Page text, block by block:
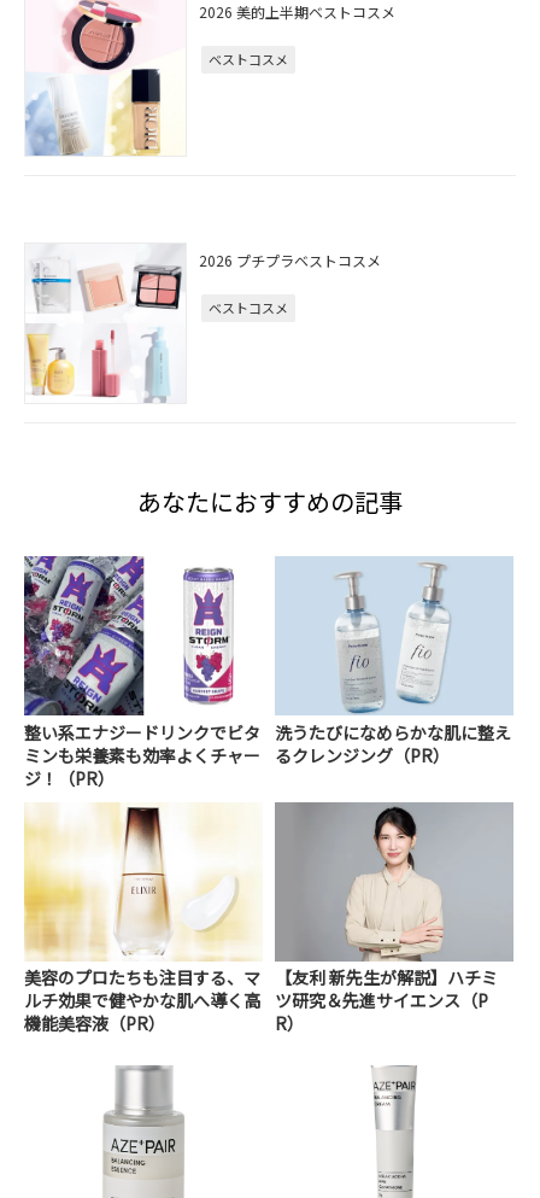
2026 美的上半期ベストコスメ
ベストコスメ
2026 プチプラベストコスメ
ベストコスメ
あなたにおすすめの記事
整い系エナジードリンクでビタ
ミンも栄養素も効率よくチャー
ジ！（PR）
洗うたびになめらかな肌に整え
るクレンジング（PR）
美容のプロたちも注目する、マ
ルチ効果で健やかな肌へ導く高
機能美容液（PR）
【友利 新先生が解説】ハチミ
ツ研究＆先進サイエンス（P
R）